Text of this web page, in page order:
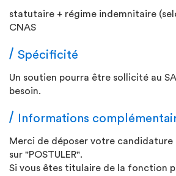
statutaire + régime indemnitaire
CNAS
Spécificité
Un soutien pourra être sollicité au
besoin.
Informations
Merci de déposer votre candidature
sur "POSTULER".
Si vous êtes titulaire de la fonction